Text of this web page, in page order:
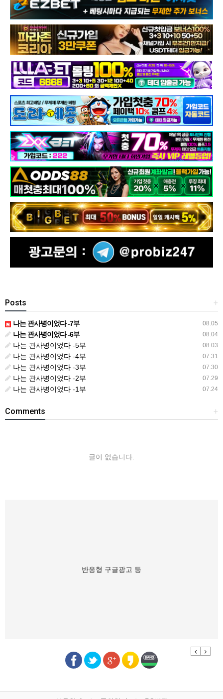
+
Posts
08.05
나는 관사병이었다 -7부
08.04
나는 관사병이었다 -6부
08.03
나는 관사병이었다 -5부
07.31
나는 관사병이었다 -4부
07.30
나는 관사병이었다 -3부
07.29
나는 관사병이었다 -2부
07.24
나는 관사병이었다 -1부
+
Comments
글이 없습니다.
반응형 구글광고 등
Previous
Next